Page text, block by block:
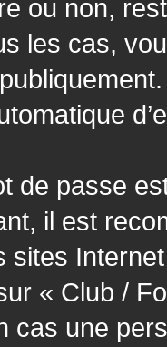
ou non,
les cas,
de passe
il est
sites
« Club /
cas une